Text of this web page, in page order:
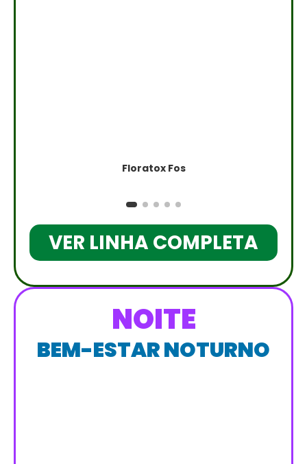
Floratox Fos
VER LINHA COMPLETA
NOITE
BEM-ESTAR NOTURNO